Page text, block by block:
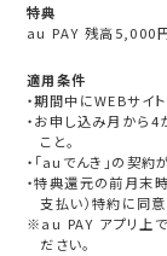
特典
au PAY 残高5,000円
適用条件
・期間中にWEBサイ
・お申し込み月から
こと。
・「auでんき」の契
・特典還元の前月末
支払い）特約に同
※au PAY アプリ上で
ださい。